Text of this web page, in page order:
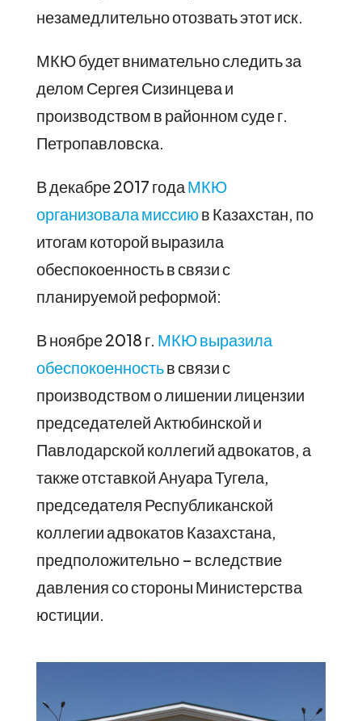
незамедлительно отозвать этот иск.
МКЮ будет внимательно следить за
делом Сергея Сизинцева и
производством в районном суде г.
Петропавловска.
В декабре 2017 года МКЮ
организовала миссиюв Казахстан, по
итогам которой выразила
обеспокоенность в связи с
планируемой реформой:
В ноябре 2018 г. МКЮ выразила
обеспокоенностьв связи с
производством о лишении лицензии
председателей Актюбинской и
Павлодарской коллегий адвокатов, а
также отставкой Ануара Тугела,
председателя Республиканской
коллегии адвокатов Казахстана,
предположительно – вследствие
давления со стороны Министерства
юстиции.